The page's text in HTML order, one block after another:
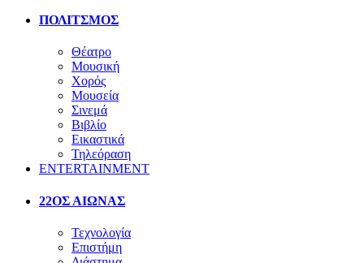
ΠΟΛΙΤΣΜΟΣ
Θέατρο
Μουσική
Χορός
Μουσεία
Σινεμά
Βιβλίο
Εικαστικά
Τηλεόραση
ENTERTAINMENT
22ΟΣ ΑΙΩΝΑΣ
Τεχνολογία
Επιστήμη